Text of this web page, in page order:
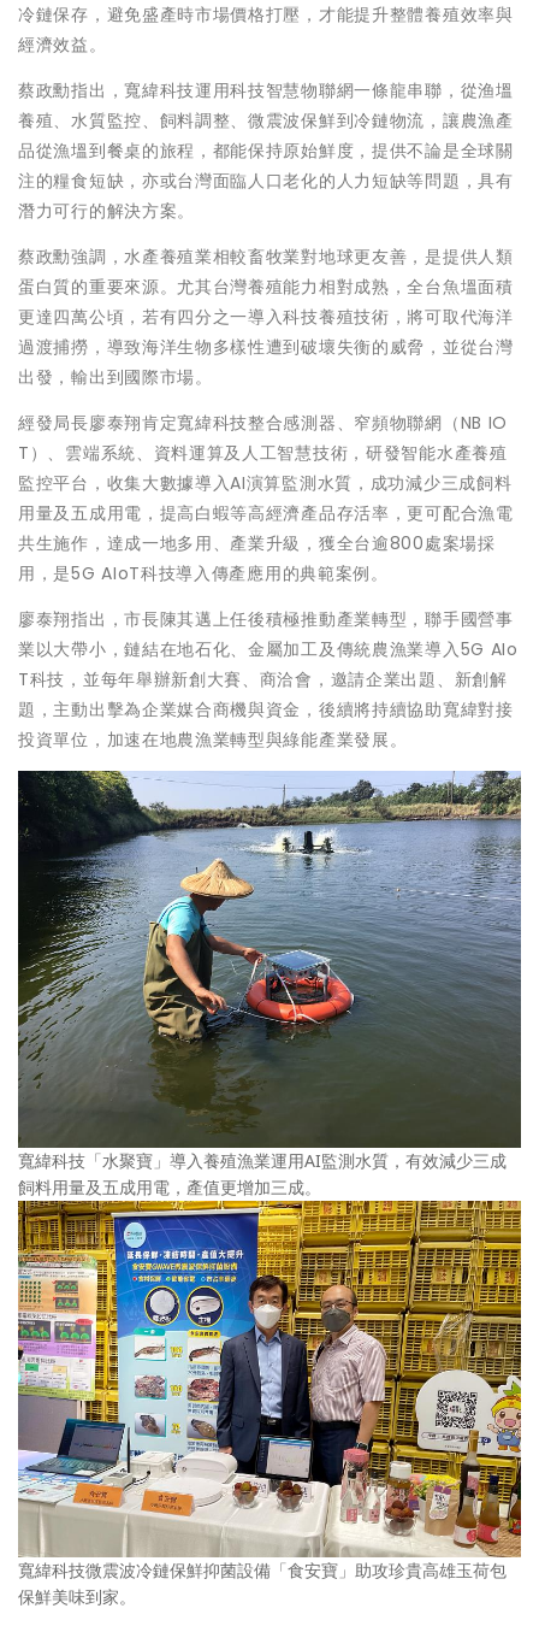
冷鏈保存，避免盛產時市場價格打壓，才能提升整體養殖效率與
經濟效益。
蔡政勳指出，寬緯科技運用科技智慧物聯網一條龍串聯，從渔塭
養殖、水質監控、飼料調整、微震波保鮮到冷鏈物流，讓農漁產
品從漁塭到餐桌的旅程，都能保持原始鮮度，提供不論是全球關
注的糧食短缺，亦或台灣面臨人口老化的人力短缺等問題，具有
潛力可行的解決方案。
蔡政勳強調，水產養殖業相較畜牧業對地球更友善，是提供人類
蛋白質的重要來源。尤其台灣養殖能力相對成熟，全台魚塭面積
更達四萬公頃，若有四分之一導入科技養殖技術，將可取代海洋
過渡捕撈，導致海洋生物多樣性遭到破壞失衡的威脅，並從台灣
出發，輸出到國際市場。
經發局長廖泰翔肯定寬緯科技整合感測器、窄頻物聯網（NB IO
T）、雲端系統、資料運算及人工智慧技術，研發智能水產養殖
監控平台，收集大數據導入AI演算監測水質，成功減少三成飼料
用量及五成用電，提高白蝦等高經濟產品存活率，更可配合漁電
共生施作，達成一地多用、產業升級，獲全台逾800處案場採
用，是5G AIoT科技導入傳產應用的典範案例。
廖泰翔指出，市長陳其邁上任後積極推動產業轉型，聯手國營事
業以大帶小，鏈結在地石化、金屬加工及傳統農漁業導入5G AIo
T科技，並每年舉辦新創大賽、商洽會，邀請企業出題、新創解
題，主動出擊為企業媒合商機與資金，後續將持續協助寬緯對接
投資單位，加速在地農漁業轉型與綠能產業發展。
寬緯科技「水聚寶」導入養殖漁業運用AI監測水質，有效減少三成
飼料用量及五成用電，產值更增加三成。
寬緯科技微震波冷鏈保鮮抑菌設備「食安寶」助攻珍貴高雄玉荷包
保鮮美味到家。